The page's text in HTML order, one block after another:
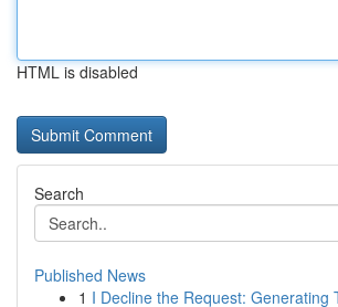
HTML is disabled
Search
Published News
1 I Decline the Request: Generating